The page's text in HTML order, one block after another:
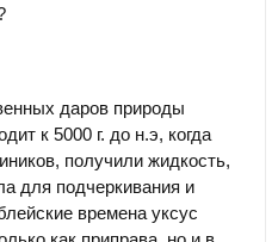
даров природы
к 5000 г. до н.э, когда
получили жидкость,
для подчеркивания и
времена уксус